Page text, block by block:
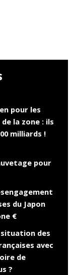
pour les
la zone : ils
milliards !
pour
du Japon
€
situation des
avec
de
?